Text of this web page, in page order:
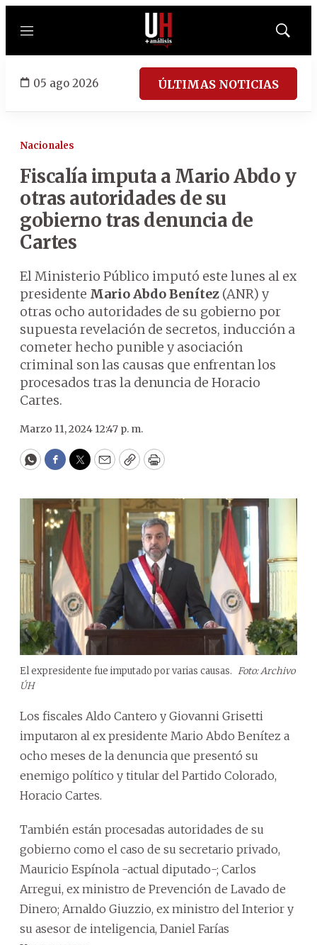
Menú
Mostrar
05 ago 2026 ÚLTIMAS NOTICIAS
Nacionales
Fiscalía imputa a Mario Abdo y
otras autoridades de su
gobierno tras denuncia de
Cartes
El Ministerio Público imputó este lunes al ex
presidente Mario Abdo Benítez (ANR) y
otras ocho autoridades de su gobierno por
supuesta revelación de secretos, inducción a
cometer hecho punible y asociación
criminal son las causas que enfrentan los
procesados tras la denuncia de Horacio
Cartes.
Marzo 11, 2024 12:47 p. m.
WhatsApp
Facebook
Twitter
EmailCopyPrint
El expresidente fue imputado por varias causas. Foto: Archivo
ÚH
Los fiscales Aldo Cantero y Giovanni Grisetti
imputaron al ex presidente Mario Abdo Benítez a
ocho meses de la denuncia que presentó su
enemigo político y titular del Partido Colorado,
Horacio Cartes.
También están procesadas autoridades de su
gobierno como el caso de su secretario privado,
Mauricio Espínola -actual diputado-; Carlos
Arregui, ex ministro de Prevención de Lavado de
Dinero; Arnaldo Giuzzio, ex ministro del Interior y
su asesor de inteligencia, Daniel Farías